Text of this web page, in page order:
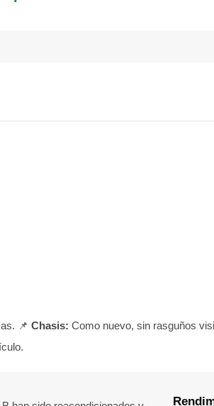
📌Chasis: Como nuevo, sin rasguños